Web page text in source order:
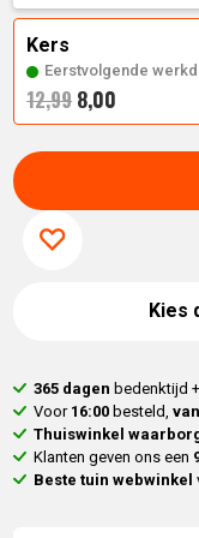
Kers
12,99 8,00
Eerstvolgende
Kies
365 dagen bedenktijd +
Voor 16:00 besteld,
Thuiswinkel
Klanten geven ons een
Beste tuin webwinkel